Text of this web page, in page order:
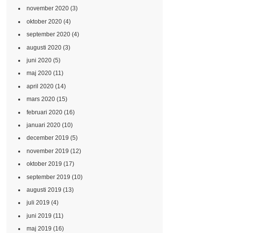
november 2020(3)
oktober 2020(4)
september 2020(4)
augusti 2020(3)
juni 2020(5)
maj 2020(11)
april 2020(14)
mars 2020(15)
februari 2020(16)
januari 2020(10)
december 2019 (5)
november 2019 (12)
oktober 2019 (17)
september 2019 (10)
augusti 2019 (13)
juli 2019 (4)
juni 2019 (11)
maj 2019 (16)